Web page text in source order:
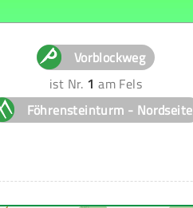
Vorblockweg
ist Nr. 1 am Fels
Föhrensteinturm - Nordseite